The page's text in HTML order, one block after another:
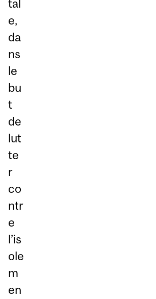
tal
e,
da
ns
le
bu
t
de
lut
te
r
co
ntr
e
l’is
ole
m
en